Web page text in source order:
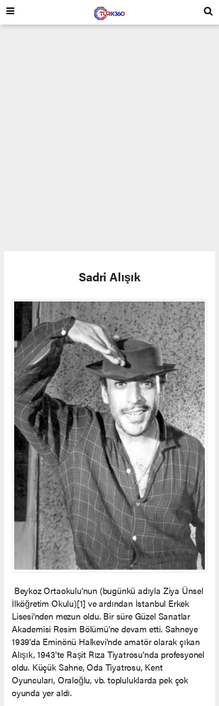
Sadri Alışık
Beykoz Ortaokulu'nun (bugünkü adıyla Ziya Ünsel
İlköğretim Okulu)[1] ve ardından İstanbul Erkek
Lisesi'nden mezun oldu. Bir süre Güzel Sanatlar
Akademisi Resim Bölümü'ne devam etti. Sahneye
1939'da Eminönü Halkevi'nde amatör olarak çıkan
Alışık, 1943'te Raşit Rıza Tiyatrosu'nda profesyonel
oldu. Küçük Sahne, Oda Tiyatrosu, Kent
Oyuncuları, Oraloğlu, vb. topluluklarda pek çok
oyunda yer aldı.